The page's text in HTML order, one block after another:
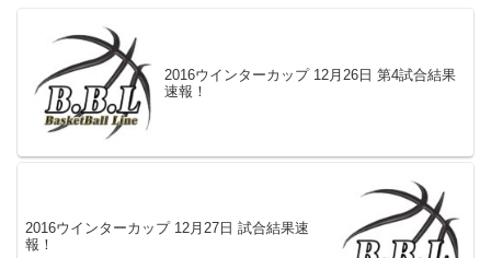
2016ウインターカップ 12月26日 第4試合結果
速報！
2016ウインターカップ 12月27日 試合結果速
報！